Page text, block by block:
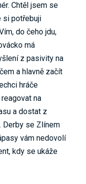
Chtěl jsem se
si potřebuji
do čeho jdu,
má
z pasivity na
a hlavně začít
hráče
na
a dostat z
Derby se Zlínem
vám nedovolí
kdy se ukáže